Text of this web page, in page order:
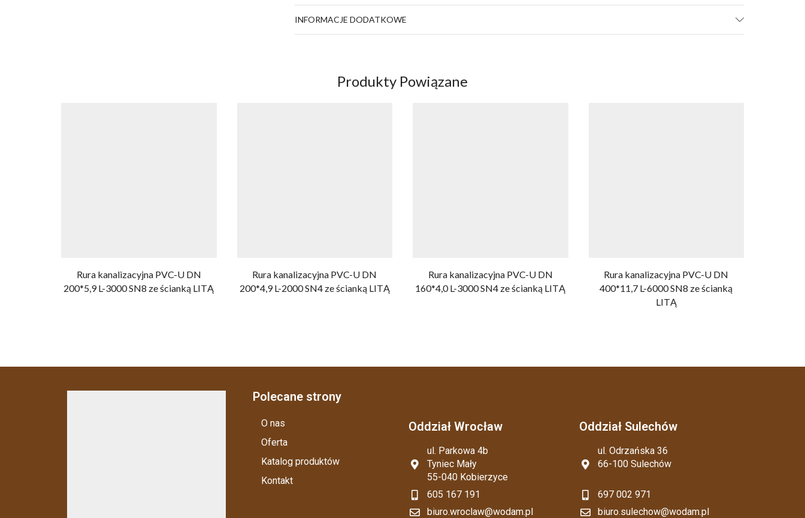
INFORMACJE DODATKOWE
Produkty Powiązane
Rura kanalizacyjna PVC-U DN
200*5,9 L-3000 SN8 ze ścianką LITĄ
Rura kanalizacyjna PVC-U DN
200*4,9 L-2000 SN4 ze ścianką LITĄ
Rura kanalizacyjna PVC-U DN
160*4,0 L-3000 SN4 ze ścianką LITĄ
Rura kanalizacyjna PVC-U DN
400*11,7 L-6000 SN8 ze ścianką
LITĄ
Polecane strony
O nas
Oferta
Katalog produktów
Kontakt
Oddział Wrocław
ul. Parkowa 4b
Tyniec Mały
55-040 Kobierzyce
605 167 191
biuro.wroclaw@wodam.pl
Oddział Sulechów
ul. Odrzańska 36
66-100 Sulechów
697 002 971
biuro.sulechow@wodam.pl